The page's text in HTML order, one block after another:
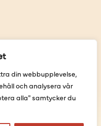
din webbupplevelse,
och analysera vår
alla" samtycker du